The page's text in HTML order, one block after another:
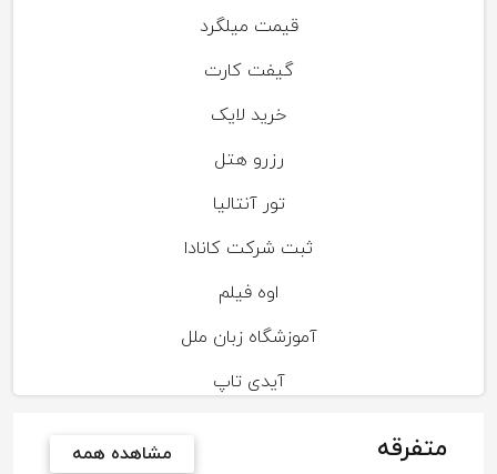
قیمت میلگرد
گیفت کارت
خرید لایک
رزرو هتل
تور آنتالیا
ثبت شرکت کانادا
اوه فیلم
آموزشگاه زبان ملل
آیدی تاپ
متفرقه مشاهده همه